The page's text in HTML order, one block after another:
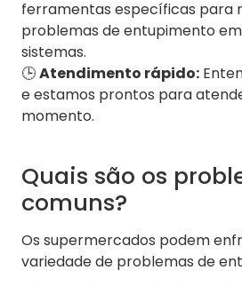
ferramentas específicas para
problemas de entupimento
sistemas.
🕒Atendimento rápido:
e estamos prontos para
momento.
Quais são os
comuns?
Os supermercados podem
variedade de problemas de